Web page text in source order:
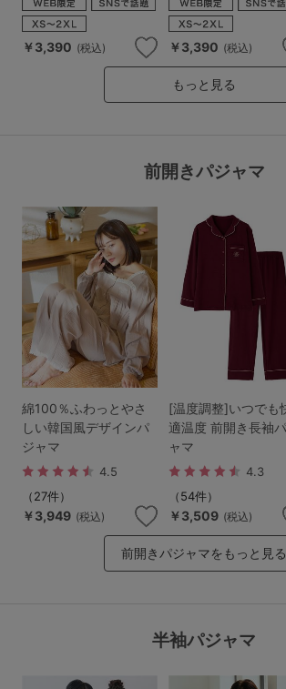
￥3,390 (税込) ￥3,390 (税込)
もっと見る
前開きパジャマ
綿100％ふわっとやさ
しい韓国風デザインパ
ジャマ
4.5
（27件）
￥3,949 (税込)
[温度調整]いつでも
適温度 前開き長袖
ャマ
4.3
（54件）
￥3,509 (税込)
前開きパジャマをもっと見る
半袖パジャマ